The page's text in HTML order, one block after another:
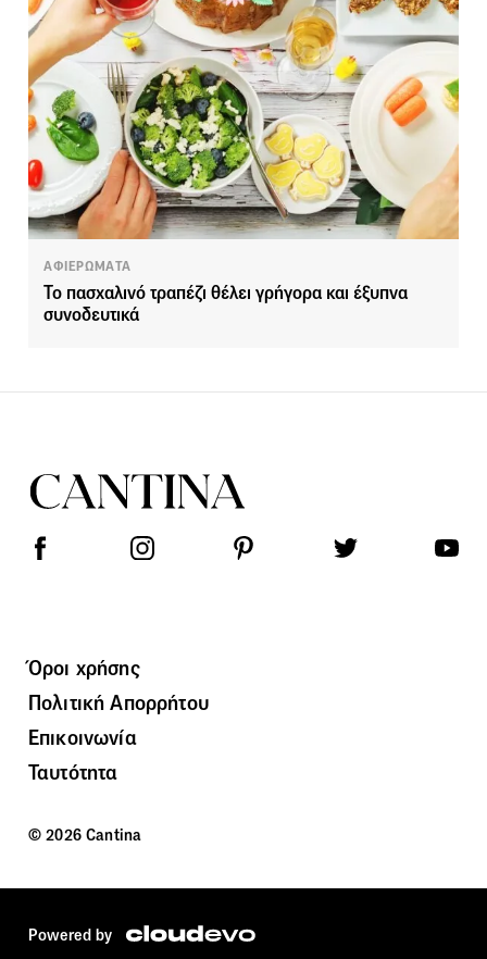
ΑΦΙΕΡΩΜΑΤΑ
Το πασχαλινό τραπέζι θέλει γρήγορα και έξυπνα
συνοδευτικά
Όροι χρήσης
Πολιτική Απορρήτου
Επικοινωνία
Ταυτότητα
© 2026 Cantina
Powered by